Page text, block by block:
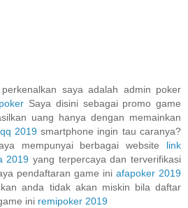
saya adalah admin poker
Saya disini sebagai promo game
uang hanya dengan memainkan
2019smartphone ingin tau caranya?
mempunyai berbagai website link
2019 yang terpercaya dan terverifikasi
pendaftaran game ini afapoker 2019
anda tidak akan miskin bila daftar
ini remipoker 2019